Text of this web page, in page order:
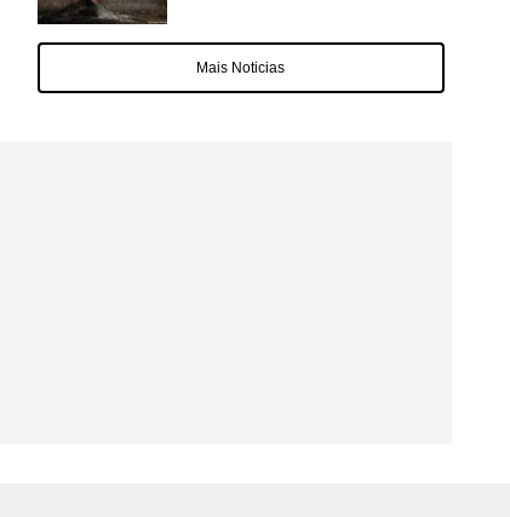
Mais Noticias